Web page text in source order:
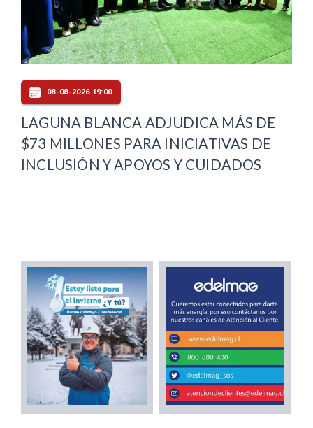
08-08-2026 19:00
LAGUNA BLANCA ADJUDICA MÁS DE
$73 MILLONES PARA INICIATIVAS DE
INCLUSIÓN Y APOYOS Y CUIDADOS